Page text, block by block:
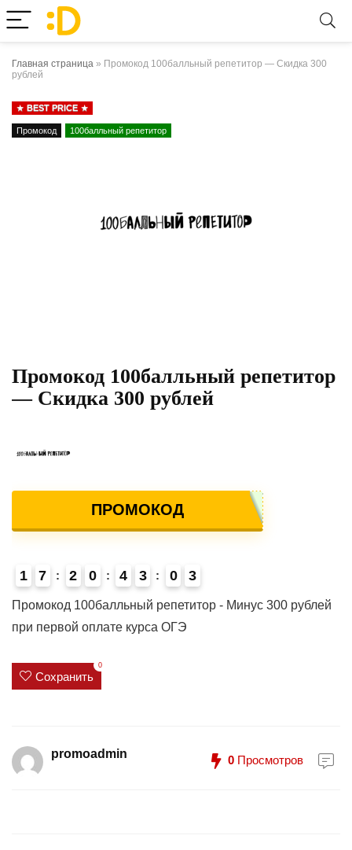
Главная страница » Промокод 100балльный репетитор — Скидка 300
рублей
BEST PRICE
Промокод 100балльный репетитор
Промокод 100балльный репетитор
— Скидка 300 рублей
ПРОМОКОД
1
4
7 2 0 4 3 0 3
Промокод 100балльный репетитор - Минус 300 рублей
при первой оплате курса ОГЭ
Сохранить
0
promoadmin 0 Просмотров